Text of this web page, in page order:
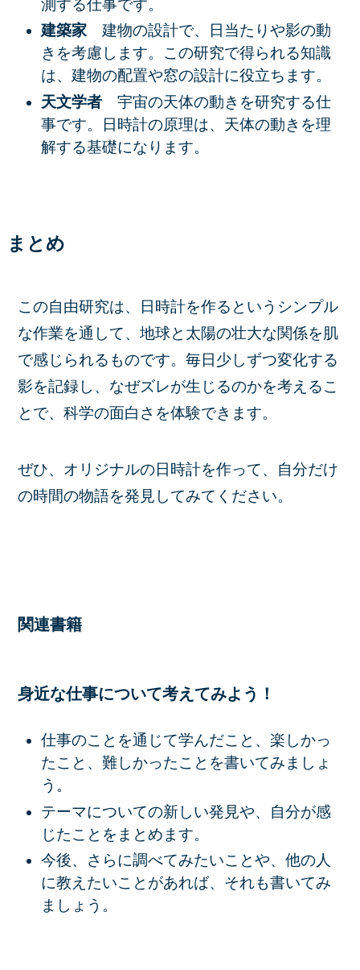
測する仕事です。
建築家 建物の設計で、日当たりや影の動
きを考慮します。この研究で得られる知識
は、建物の配置や窓の設計に役立ちます。
天文学者 宇宙の天体の動きを研究する仕
事です。日時計の原理は、天体の動きを理
解する基礎になります。
まとめ
この自由研究は、日時計を作るというシンプル
な作業を通して、地球と太陽の壮大な関係を肌
で感じられるものです。毎日少しずつ変化する
影を記録し、なぜズレが生じるのかを考えるこ
とで、科学の面白さ を体験できます。
ぜひ、オリジナルの日時計を作って、自分だけ
の時間の物語を発見してみてください。
関連書籍
身近な仕事について考えてみよう！
仕事のことを通じて学んだこと、楽しかっ
たこと、難しかったことを書いてみましょ
う。
テーマについての新しい発見や、自分が感
じたことをまとめます。
今後、さらに調べてみたいことや、他の人
に教えたいことがあれば、それも書いてみ
ましょう。